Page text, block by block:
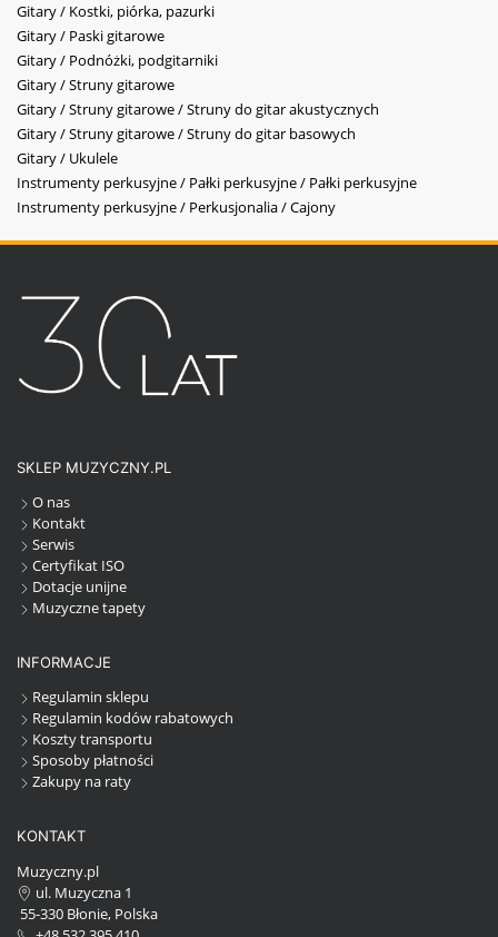
Gitary / Kostki, piórka, pazurki
Gitary / Paski gitarowe
Gitary / Podnóżki, podgitarniki
Gitary / Struny gitarowe
Gitary / Struny gitarowe / Struny do gitar akustycznych
Gitary / Struny gitarowe / Struny do gitar basowych
Gitary / Ukulele
Instrumenty perkusyjne / Pałki perkusyjne / Pałki perkusyjne
Instrumenty perkusyjne / Perkusjonalia / Cajony
SKLEP MUZYCZNY.PL
O nas
Kontakt
Serwis
Certyfikat ISO
Dotacje unijne
Muzyczne tapety
INFORMACJE
Regulamin sklepu
Regulamin kodów rabatowych
Koszty transportu
Sposoby płatności
Zakupy na raty
KONTAKT
Muzyczny.pl
ul. Muzyczna 1
55-330 Błonie, Polska